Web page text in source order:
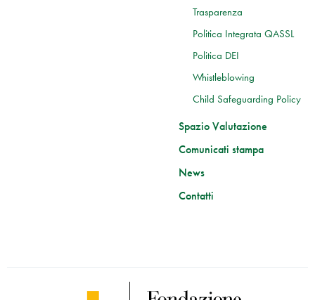
Trasparenza
Politica Integrata QASSL
Politica DEI
Whistleblowing
Child Safeguarding Policy
Spazio Valutazione
Comunicati stampa
News
Contatti